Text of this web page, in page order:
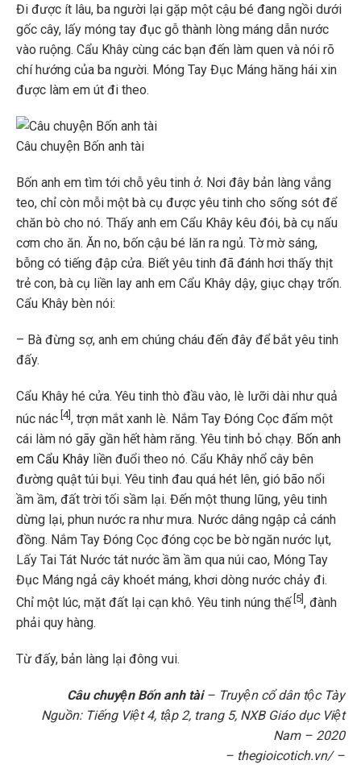
Đi được ít lâu, ba người lại gặp một cậu bé đang ngồi dưới
gốc cây, lấy móng tay đục gỗ thành lòng máng dẫn nước
vào ruộng. Cẩu Khây cùng các bạn đến làm quen và nói rõ
chí hướng của ba người. Móng Tay Đục Máng hăng hái xin
được làm em út đi theo.
Câu chuyện Bốn anh tài
Bốn anh em tìm tới chỗ yêu tinh ở. Nơi đây bản làng vắng
teo, chỉ còn mỗi một bà cụ được yêu tinh cho sống sót để
chăn bò cho nó. Thấy anh em Cẩu Khây kêu đói, bà cụ nấu
cơm cho ăn. Ăn no, bốn cậu bé lăn ra ngủ. Tờ mờ sáng,
bỗng có tiếng đập cửa. Biết yêu tinh đã đánh hơi thấy thịt
trẻ con, bà cụ liền lay anh em Cẩu Khây dậy, giục chạy trốn.
Cẩu Khây bèn nói:
– Bà đừng sợ, anh em chúng cháu đến đây để bắt yêu tinh
đấy.
Cẩu Khây hé cửa. Yêu tinh thò đầu vào, lè lưỡi dài như quả
núc nác [4], trợn mắt xanh lè. Nắm Tay Đóng Cọc đấm một
cái làm nó gãy gần hết hàm răng. Yêu tinh bỏ chạy. Bốn anh
em Cẩu Khây liền đuổi theo nó. Cẩu Khây nhổ cây bên
đường quật túi bụi. Yêu tinh đau quá hét lên, gió bão nổi
ầm ầm, đất trời tối sầm lại. Đến một thung lũng, yêu tinh
dừng lại, phun nước ra như mưa. Nước dâng ngập cả cánh
đồng. Nắm Tay Đóng Cọc đóng cọc be bờ ngăn nước lụt,
Lấy Tai Tát Nước tát nước ầm ầm qua núi cao, Móng Tay
Đục Máng ngả cây khoét máng, khơi dòng nước chảy đi.
Chỉ một lúc, mặt đất lại cạn khô. Yêu tinh núng thế[5] , đành
phải quy hàng.
Từ đấy, bản làng lại đông vui.
Câu chuyện Bốn anh tài– Truyện cổ dân tộc Tày
Nguồn: Tiếng Việt 4, tập 2, trang 5, NXB Giáo dục Việt
Nam – 2020
– thegioicotich.vn/ –